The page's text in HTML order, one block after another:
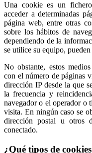
Una cookie es un
acceder a determinadas
página web, entre otras
sobre los hábitos de
dependiendo de la
se utilice su equipo,
No obstante, estos
con el número de páginas
dirección IP desde la que
la frecuencia y
navegador o el operador o
visita. En ningún caso se
dirección postal u otros
conectado.
¿Qué tipos de